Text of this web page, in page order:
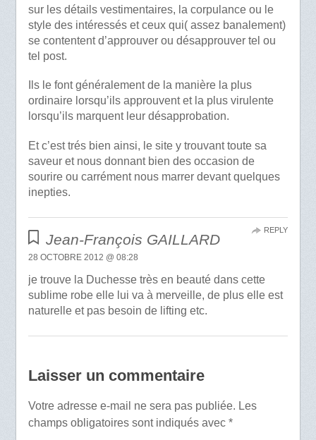
sur les détails vestimentaires, la corpulance ou le
style des intéressés et ceux qui( assez banalement)
se contentent d’approuver ou désapprouver tel ou
tel post.
Ils le font généralement de la manière la plus
ordinaire lorsqu’ils approuvent et la plus virulente
lorsqu’ils marquent leur désapprobation.
Et c’est trés bien ainsi, le site y trouvant toute sa
saveur et nous donnant bien des occasion de
sourire ou carrément nous marrer devant quelques
inepties.
Jean-François GAILLARD
28 OCTOBRE 2012 @ 08:28
je trouve la Duchesse très en beauté dans cette
sublime robe elle lui va à merveille, de plus elle est
naturelle et pas besoin de lifting etc.
REPLY
Laisser un commentaire
Votre adresse e-mail ne sera pas publiée. Les
champs obligatoires sont indiqués avec *